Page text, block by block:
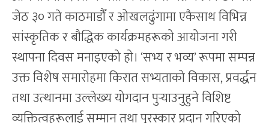
जेठ ३० गते काठमाडौँ र ओखलढुंगामा एकैसाथ विभिन्न
सांस्कृतिक र बौद्धिक कार्यक्रमहरूको आयोजना गरी
स्थापना दिवस मनाइएको हो। ​‘सभ्य र भव्य’ रूपमा सम्पन्न
उक्त विशेष समारोहमा किरात सभ्यताको विकास, प्रवर्द्धन
तथा उत्थानमा उल्लेख्य योगदान पुर्‍याउनुहुने विशिष्ट
व्यक्तित्वहरूलाई सम्मान तथा पुरस्कार प्रदान गरिएको